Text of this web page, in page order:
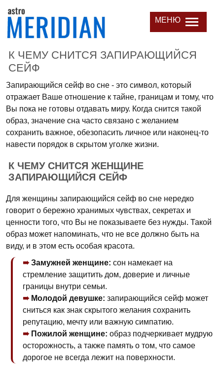
МЕНЮ
К ЧЕМУ СНИТСЯ ЗАПИРАЮЩИЙСЯ
СЕЙФ
Запирающийся сейф во сне - это символ, который
отражает Ваше отношение к тайне, границам и тому, что
Вы пока не готовы отдавать миру. Когда снится такой
образ, значение сна часто связано с желанием
сохранить важное, обезопасить личное или наконец-то
навести порядок в скрытом уголке жизни.
К ЧЕМУ СНИТСЯ ЖЕНЩИНЕ
ЗАПИРАЮЩИЙСЯ СЕЙФ
Для женщины запирающийся сейф во сне нередко
говорит о бережно хранимых чувствах, секретах и
ценности того, что Вы не показываете без нужды. Такой
образ может напоминать, что не все должно быть на
виду, и в этом есть особая красота.
Замужней женщине: сон намекает на
стремление защитить дом, доверие и личные
границы внутри семьи.
Молодой девушке: запирающийся сейф может
сниться как знак скрытого желания сохранить
репутацию, мечту или важную симпатию.
Пожилой женщине: образ подчеркивает мудрую
осторожность, а также память о том, что самое
дорогое не всегда лежит на поверхности.